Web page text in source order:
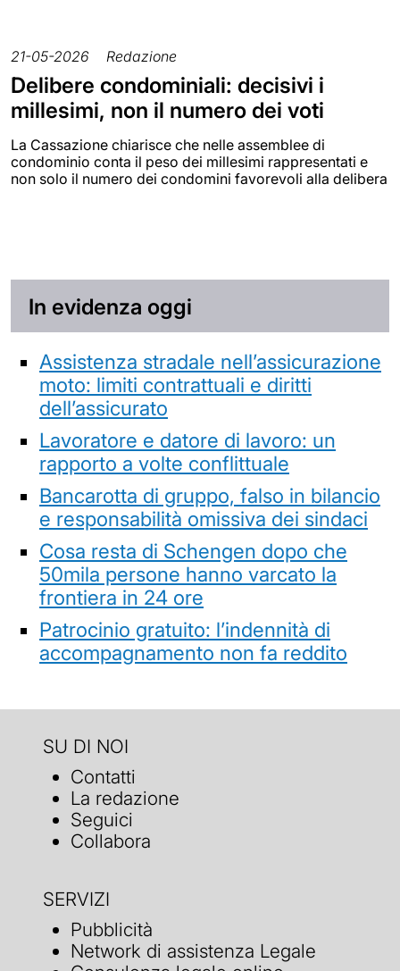
21-05-2026 Redazione
Delibere condominiali: decisivi i
millesimi, non il numero dei voti
La Cassazione chiarisce che nelle assemblee di
condominio conta il peso dei millesimi rappresentati e
non solo il numero dei condomini favorevoli alla delibera
In evidenza oggi
Assistenza stradale nell’assicurazione
moto: limiti contrattuali e diritti
dell’assicurato
Lavoratore e datore di lavoro: un
rapporto a volte conflittuale
Bancarotta di gruppo, falso in bilancio
e responsabilità omissiva dei sindaci
Cosa resta di Schengen dopo che
50mila persone hanno varcato la
frontiera in 24 ore
Patrocinio gratuito: l’indennità di
accompagnamento non fa reddito
SU DI NOI
Contatti
La redazione
Seguici
Collabora
SERVIZI
Pubblicità
Network di assistenza Legale